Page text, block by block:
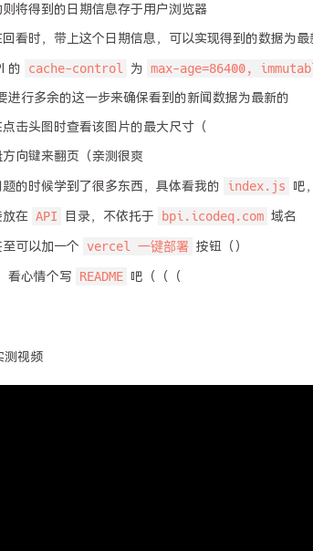
将得到的日期信息存于用户浏览器
看时，带上这个日期信息，可以实现得到的数据为最
的 cache-control 为 max-age=86400,
进行多余的这一步来确保看到的新闻数据为最新的
击头图时查看该图片的最大尺寸（
向键来翻页（亲测很爽
的时候学到了很多东西，具体看我的 index.js 吧
在 API 目录，不依托于 bpi.icodeq.com 域名
可以加一个 vercel 一键部署 按钮（）
看心情个写 README 吧（（（
测视频